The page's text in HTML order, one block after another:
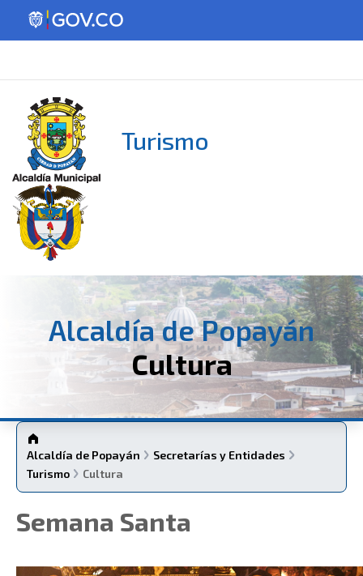
Turismo
Alcaldía de Popayán
Cultura
Alcaldía de Popayán
Secretarías y Entidades
Turismo
Cultura
​Semana Santa